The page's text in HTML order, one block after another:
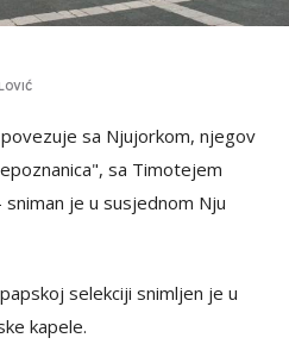
sa Njujorkom, njegov
sa Timotejem
je u susjednom Nju
selekciji snimljen je u
kapele.